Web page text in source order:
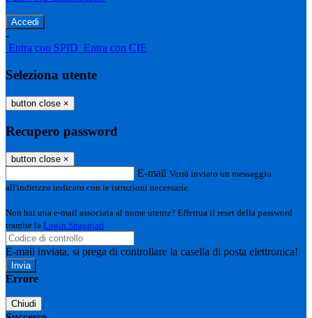
-
Entra con SPID Entra con CIE
Seleziona utente
button close ×
Recupero password
button close ×
E-mail Verrà inviato un messaggio
all'indirizzo indicato con le istruzioni necessarie.
Non hai una e-mail associata al nome utente? Effettua il reset della password
tramite la Login Spaggiari
E-mail inviata, si prega di controllare la casella di posta elettronica!
Errore
Chiudi